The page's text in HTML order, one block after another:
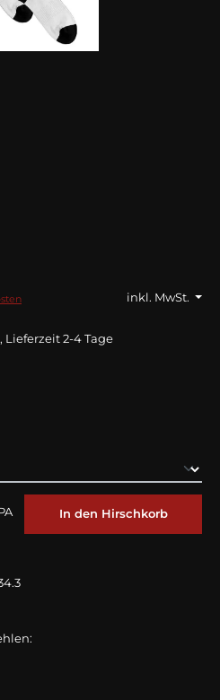
inkl. MwSt.
Lieferzeit 2-4 Tage
Schwarz
In den Hirschkorb